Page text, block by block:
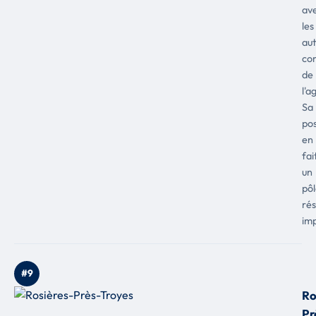
les
de
Sa
en
un
#9